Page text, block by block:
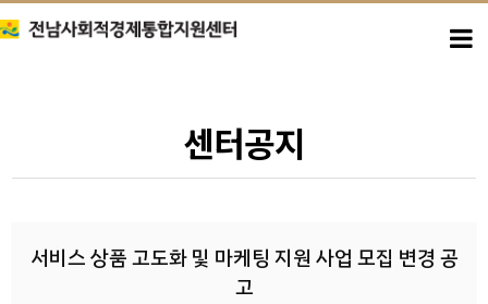
센터공지
서비스 상품 고도화 및 마케팅 지원 사업 모집 변경 공
고